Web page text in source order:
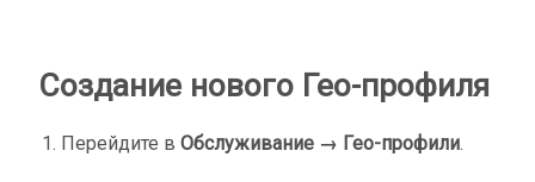
Создание нового Гео-профиля
Перейдите вОбслуживание → Гео-профили.